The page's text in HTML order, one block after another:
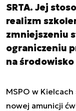
SRTA. Jej
realizm
zmniejszeniu
ograniczeniu
na
MSPO w
nowej amunicji